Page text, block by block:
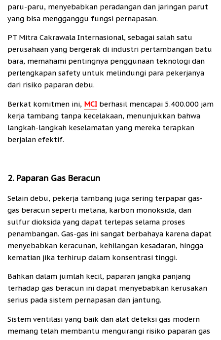
paru-paru, menyebabkan peradangan dan jaringan parut
yang bisa mengganggu fungsi pernapasan.
PT Mitra Cakrawala Internasional, sebagai salah satu
perusahaan yang bergerak di industri pertambangan batu
bara, memahami pentingnya penggunaan teknologi dan
perlengkapan safety untuk melindungi para pekerjanya
dari risiko paparan debu.
Berkat komitmen ini, MCI berhasil mencapai 5.400.000 jam
kerja tambang tanpa kecelakaan, menunjukkan bahwa
langkah-langkah keselamatan yang mereka terapkan
berjalan efektif.
2. Paparan Gas Beracun
Selain debu, pekerja tambang juga sering terpapar gas-
gas beracun seperti metana, karbon monoksida, dan
sulfur dioksida yang dapat terlepas selama proses
penambangan. Gas-gas ini sangat berbahaya karena dapat
menyebabkan keracunan, kehilangan kesadaran, hingga
kematian jika terhirup dalam konsentrasi tinggi.
Bahkan dalam jumlah kecil, paparan jangka panjang
terhadap gas beracun ini dapat menyebabkan kerusakan
serius pada sistem pernapasan dan jantung.
Sistem ventilasi yang baik dan alat deteksi gas modern
memang telah membantu mengurangi risiko paparan gas